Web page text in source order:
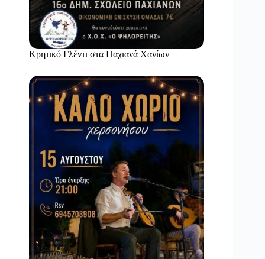
Κρητικό Γλέντι στα Παχιανά Χανίων